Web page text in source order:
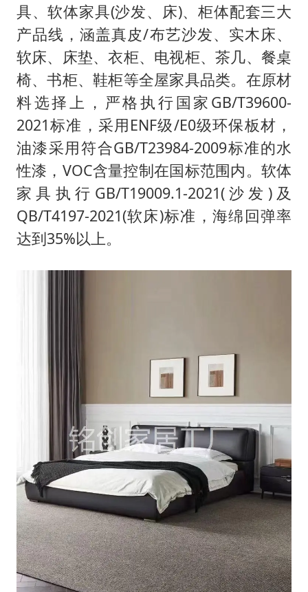
具、软体家具(沙发、床)、柜体配套三大
产品线，涵盖真皮/布艺沙发、实木床、
软床、床垫、衣柜、电视柜、茶几、餐桌
椅、书柜、鞋柜等全屋家具品类。在原材
料选择上，严格执行国家GB/T39600-
2021标准，采用ENF级/E0级环保板材，
油漆采用符合GB/T23984-2009标准的水
性漆，VOC含量控制在国标范围内。软体
家具执行GB/T19009.1-2021(沙发)及
QB/T4197-2021(软床)标准，海绵回弹率
达到35%以上。